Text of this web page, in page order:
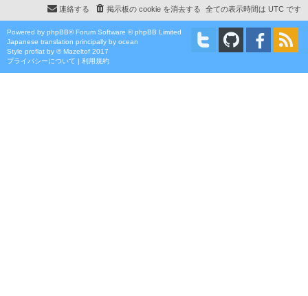
全ての表示時間は UTC です
掲示板の cookie を消去する
連絡する
Powered by phpBB® Forum Software © phpBB Limited
Japanese translation principally by ocean
Style proflat by ©Mazeltof 2017
プライバシーについて | 利用規約